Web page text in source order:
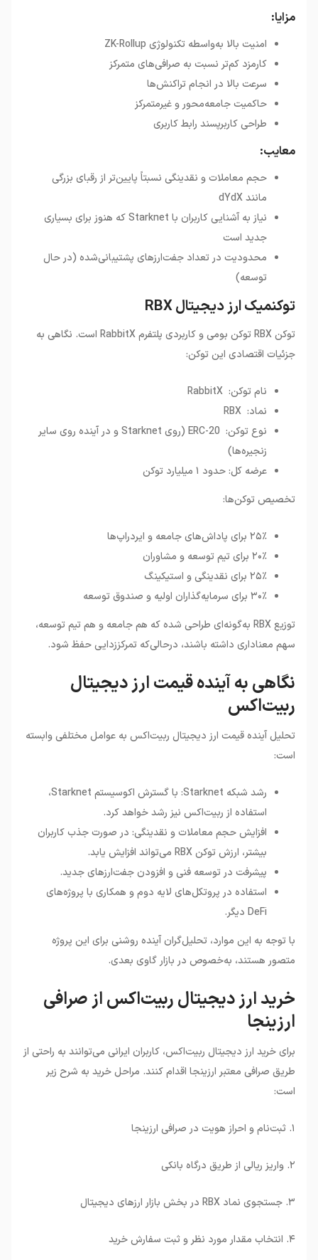
مزایا:
امنیت بالا به‌واسطه تکنولوژی ZK-Rollup
کارمزد کم‌تر نسبت به صرافی‌های متمرکز
سرعت بالا در انجام تراکنش‌ها
حاکمیت جامعه‌محور و غیرمتمرکز
طراحی کاربرپسند رابط کاربری
معایب:
حجم معاملات و نقدینگی نسبتاً پایین‌تر از رقبای بزرگی
مانند dYdX
نیاز به آشنایی کاربران با Starknet که هنوز برای بسیاری
جدید است
محدودیت در تعداد جفت‌ارزهای پشتیبانی‌شده (در حال
توسعه)
توکنمیک ارز دیجیتال RBX
توکن توکن بومی و کاربردی پلتفرم
است. نگاهی به
جزئیات اقتصادی این توکن:
نام توکن: RabbitX
نماد: RBX
نوع توکن: ERC-20 (روی Starknet و در آینده روی سایر
زنجیره‌ها)
عرضه کل: حدود ۱ میلیارد توکن
تخصیص توکن‌ها:
۲۵٪ برای پاداش‌های جامعه و ایردراپ‌ها
۲۰٪ برای تیم توسعه و مشاوران
۲۵٪ برای نقدینگی و استیکینگ
۳۰٪ برای سرمایه‌گذاران اولیه و صندوق توسعه
توزیع
به‌گونه‌ای طراحی شده که هم جامعه و هم تیم توسعه،
سهم معناداری داشته باشند، درحالی‌که تمرکززدایی حفظ شود.
نگاهی به آینده قیمت ارز دیجیتال
ربیت‌اکس
تحلیل آینده قیمت ارز دیجیتال ربیت‌اکس به عوامل مختلفی وابسته
است:
رشد شبکه Starknet: با گسترش اکوسیستم Starknet،
استفاده از ربیت‌اکس نیز رشد خواهد کرد.
افزایش حجم معاملات و نقدینگی: در صورت جذب کاربران
بیشتر، ارزش توکن RBX می‌تواند افزایش یابد.
پیشرفت در توسعه فنی و افزودن جفت‌ارزهای جدید.
استفاده در پروتکل‌های لایه دوم و همکاری با پروژه‌های
DeFi دیگر.
با توجه به این موارد، تحلیل‌گران آینده روشنی برای این پروژه
متصور هستند، به‌خصوص در بازار گاوی بعدی.
خرید ارز دیجیتال ربیت‌اکس از صرافی
ارزینجا
برای خرید ارز دیجیتال ربیت‌اکس، کاربران ایرانی می‌توانند به راحتی از
طریق صرافی معتبر ارزینجا اقدام کنند. مراحل خرید به شرح زیر
است:
۱. ثبت‌نام و احراز هویت در صرافی ارزینجا
۲. واریز ریالی از طریق درگاه بانکی
۳. جستجوی نماد در بخش بازار ارزهای دیجیتال
۴. انتخاب مقدار مورد نظر و ثبت سفارش خرید